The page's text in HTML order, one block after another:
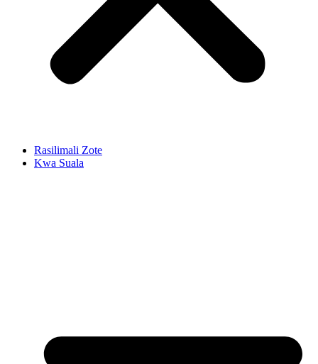
Rasilimali Zote
Kwa Suala